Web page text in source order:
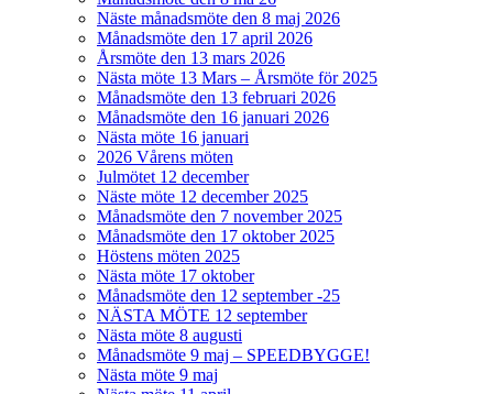
Näste månadsmöte den 8 maj 2026
Månadsmöte den 17 april 2026
Årsmöte den 13 mars 2026
Nästa möte 13 Mars – Årsmöte för 2025
Månadsmöte den 13 februari 2026
Månadsmöte den 16 januari 2026
Nästa möte 16 januari
2026 Vårens möten
Julmötet 12 december
Näste möte 12 december 2025
Månadsmöte den 7 november 2025
Månadsmöte den 17 oktober 2025
Höstens möten 2025
Nästa möte 17 oktober
Månadsmöte den 12 september -25
NÄSTA MÖTE 12 september
Nästa möte 8 augusti
Månadsmöte 9 maj – SPEEDBYGGE!
Nästa möte 9 maj